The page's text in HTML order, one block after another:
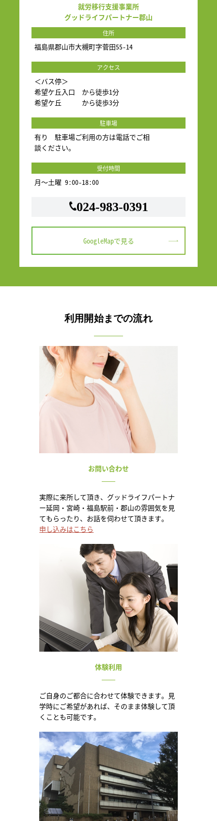
就労移行支援事業所
グッドライフパートナー郡山
住所
福島県郡山市大槻町字菅田55-14
アクセス
＜バス停＞
希望ケ丘入口 から徒歩1分
希望ケ丘 から徒歩3分
駐車場
有り 駐車場ご利用の方は電話でご相
談ください。
受付時間
月～土曜 9:00-18:00
024-983-0391
GoogleMapで見る
利用開始までの流れ
お問い合わせ
実際に来所して頂き、グッドライフパートナ
ー延岡・宮崎・福島駅前・郡山の雰囲気を見
てもらったり、お話を伺わせて頂きます。
申し込みはこちら
体験利用
ご自身のご都合に合わせて体験できます。見
学時にご希望があれば、そのまま体験して頂
くことも可能です。